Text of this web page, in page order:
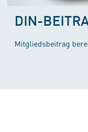
DIN-
Mitgliedsbeitrag